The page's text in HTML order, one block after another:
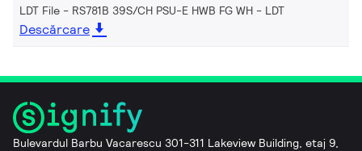
LDT File - RS781B 39S/CH PSU-E HWB FG WH LDT
Descărcare
Bulevardul Barbu Vacarescu 301-311 Lakeview Building, etaj 9,